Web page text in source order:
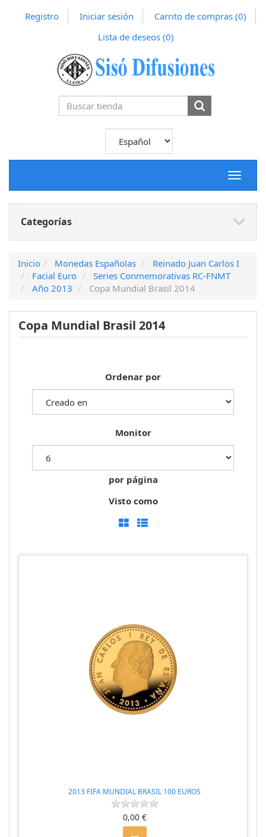
Registro Iniciar sesión Carrito de compras (0)
Lista de deseos (0)
Toggle
Categorías
Inicio Monedas Españolas
Reinado Juan Carlos I
Facial Euro
Series Conmemorativas RC-FNMT
Año 2013
Copa Mundial Brasil 2014
Copa Mundial Brasil 2014
Ordenar por
Monitor
por página
Visto como
2013 FIFA MUNDIAL BRASIL 100 EUROS
0,00 €